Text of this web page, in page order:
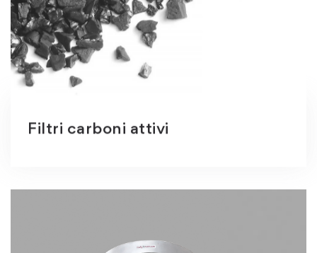
Filtri carboni attivi